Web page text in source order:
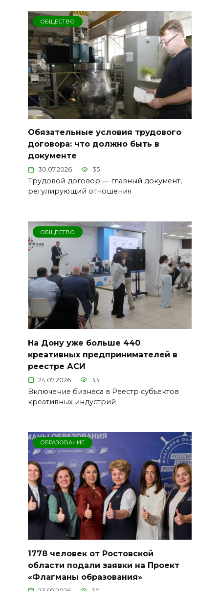
ОБЩЕСТВО
Обязательные условия трудового
договора: что должно быть в
документе
30.07.2026 35
Трудовой договор — главный документ,
регулирующий отношения
ОБЩЕСТВО
На Дону уже больше 440
креативных предпринимателей в
реестре АСИ
24.07.2026 33
Включение бизнеса в Реестр субъектов
креативных индустрий
ОБРАЗОВАНИЕ
1778 человек от Ростовской
области подали заявки на Проект
«Флагманы образования»